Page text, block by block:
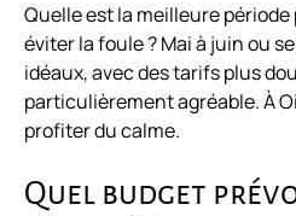
Quelle est la meilleure
éviter la foule ? Mai à juin ou
idéaux, avec des tarifs plus
particulièrement agréable. À
profiter du calme.
Quel budget